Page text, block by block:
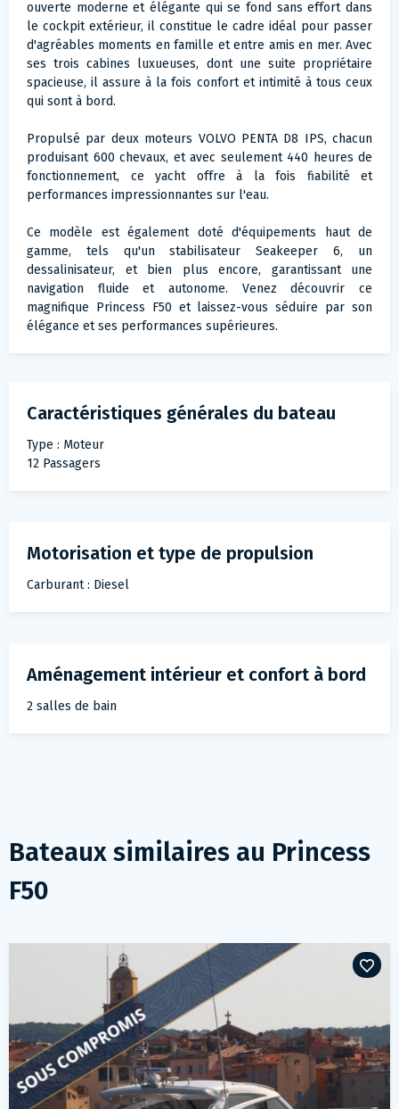
ouverte moderne et élégante qui se fond sans effort dans
le cockpit extérieur, il constitue le cadre idéal pour passer
d'agréables moments en famille et entre amis en mer. Avec
ses trois cabines luxueuses, dont une suite propriétaire
spacieuse, il assure à la fois confort et intimité à tous ceux
qui sont à bord.
Propulsé par deux moteurs VOLVO PENTA D8 IPS, chacun
produisant 600 chevaux, et avec seulement 440 heures de
fonctionnement, ce yacht offre à la fois fiabilité et
performances impressionnantes sur l'eau.
Ce modèle est également doté d'équipements haut de
gamme, tels qu'un stabilisateur Seakeeper 6, un
dessalinisateur, et bien plus encore, garantissant une
navigation fluide et autonome. Venez découvrir ce
magnifique Princess F50 et laissez-vous séduire par son
élégance et ses performances supérieures.
Caractéristiques générales du bateau
Type : Moteur
12 Passagers
Motorisation et type de propulsion
Carburant : Diesel
Aménagement intérieur et confort à bord
2 salles de bain
Bateaux similaires au Princess
F50